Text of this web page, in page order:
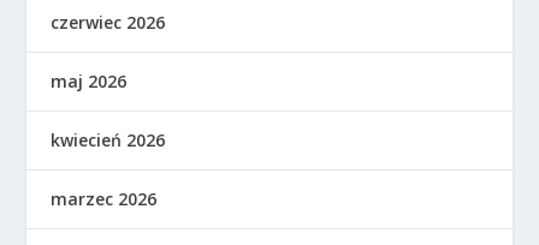
czerwiec 2026
maj 2026
kwiecień 2026
marzec 2026